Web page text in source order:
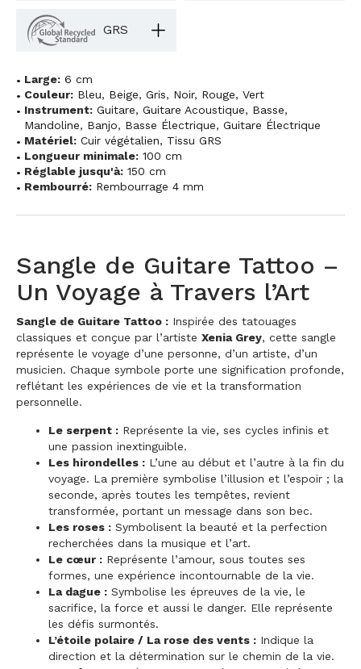
GRS
Large: 6 cm
Couleur: Bleu, Beige, Gris, Noir, Rouge, Vert
Instrument: Guitare, Guitare Acoustique, Basse,
Mandoline, Banjo, Basse Électrique, Guitare Électrique
Matériel: Cuir végétalien, Tissu GRS
Longueur minimale: 100 cm
Réglable jusqu'à: 150 cm
Rembourré: Rembourrage 4 mm
Sangle de Guitare Tattoo –
Un Voyage à Travers l’Art
Sangle de Guitare Tattoo : Inspirée des tatouages
classiques et conçue par l’artiste Xenia Grey, cette sangle
représente le voyage d’une personne, d’un artiste, d’un
musicien. Chaque symbole porte une signification profonde,
reflétant les expériences de vie et la transformation
personnelle.
Le serpent : Représente la vie, ses cycles infinis et
une passion inextinguible.
Les hirondelles : L’une au début et l’autre à la fin du
voyage. La première symbolise l’illusion et l’espoir ; la
seconde, après toutes les tempêtes, revient
transformée, portant un message dans son bec.
Les roses : Symbolisent la beauté et la perfection
recherchées dans la musique et l’art.
Le cœur : Représente l’amour, sous toutes ses
formes, une expérience incontournable de la vie.
La dague : Symbolise les épreuves de la vie, le
sacrifice, la force et aussi le danger. Elle représente
les défis surmontés.
L’étoile polaire / La rose des vents : Indique la
direction et la détermination sur le chemin de la vie.